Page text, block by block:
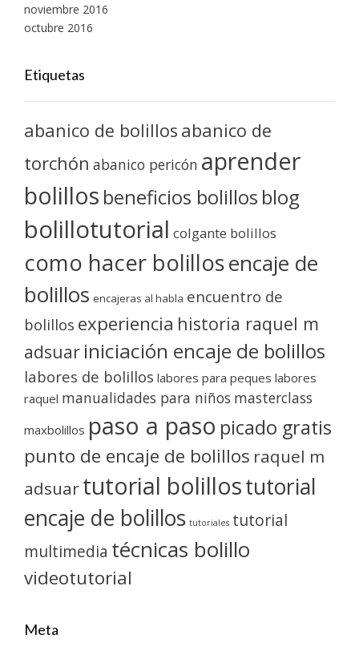
noviembre 2016
octubre 2016
Etiquetas
abanico de bolillos abanico de
torchón abanico pericón aprender
bolillos beneficios bolillos blog
bolillotutorial colgante bolillos
como hacer bolillosencaje de
bolillos encajeras al habla encuentro de
bolillos experiencia historia raquel m
adsuar iniciación encaje de bolillos
labores de bolillos labores para peques labores
raquel manualidades para niños masterclass
maxbolillos paso a paso picado gratis
punto de encaje de bolillos raquel m
adsuartutorial bolillostutorial
encaje de bolillos tutoriales tutorial
multimedia técnicas bolillo
videotutorial
Meta